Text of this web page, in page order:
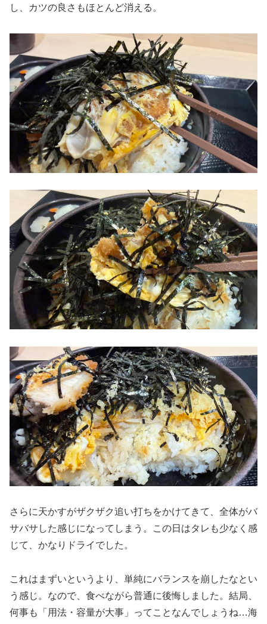
し、カツの良さもほとんど消える。
さらに天かすがザクザク追い打ちをかけてきて、全体がバ
サバサした感じになってしまう。この日はタレも少なく感
じて、かなりドライでした。
これはまずいというより、単純にバランスを崩したなとい
う感じ。なので、食べながら普通に後悔しました。結局、
何事も「用法・容量が大事」ってことなんでしょうね…海